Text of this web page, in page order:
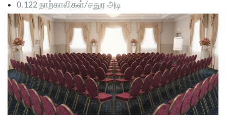
0.122 நாற்காலிகள்/சதுர அடி